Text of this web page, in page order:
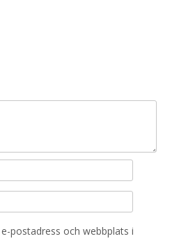
postadress och webbplats i